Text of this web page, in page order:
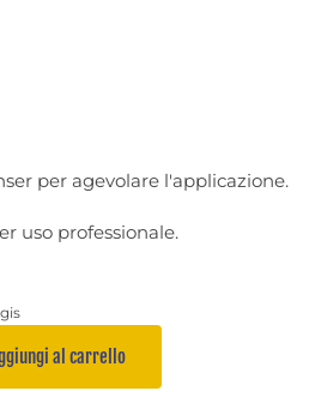
per agevolare l'applicazione.
uso professionale.
al carrello